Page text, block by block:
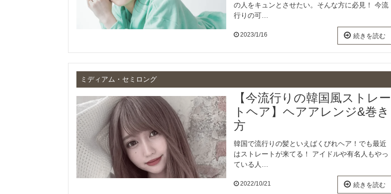
の人をキュンとさせたい。そんな方に必見！ 今流
行りの可…
2023/1/16 続きを読む
ミディアム・セミロング
【今流行りの韓国風ストレー
トヘア】ヘアアレンジ&巻き
方
韓国で流行りの髪といえばくびれヘア！でも最近
はストレートが来てる！ アイドルや有名人もやっ
ている人…
2022/10/21 続きを読む